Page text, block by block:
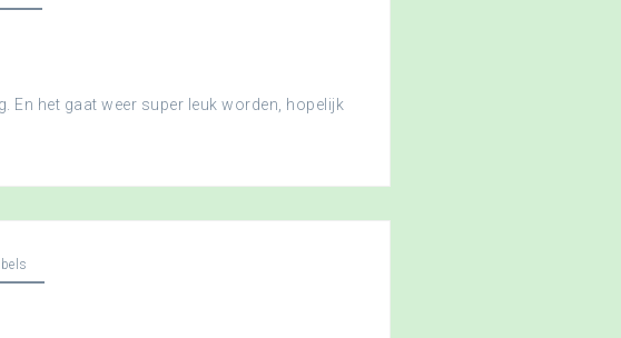
En het gaat weer super leuk worden, hopelijk